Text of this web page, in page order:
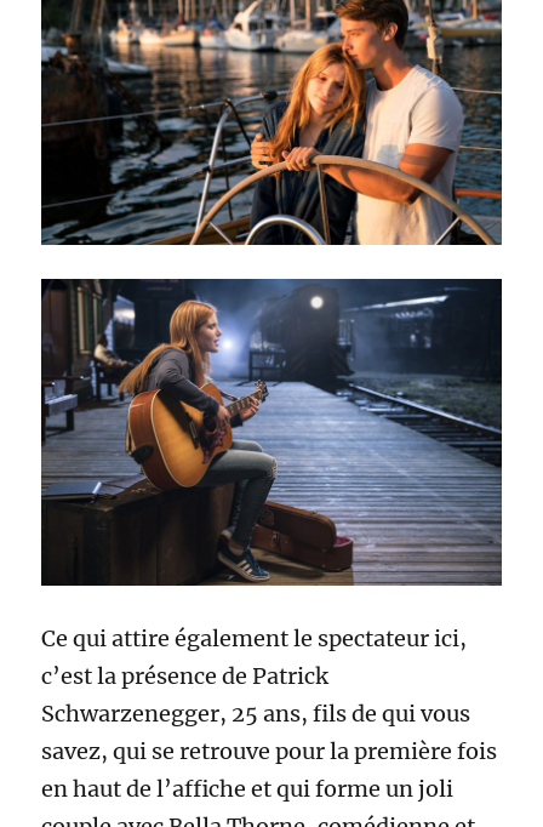
Ce qui attire également le spectateur ici,
c’est la présence de Patrick
Schwarzenegger, 25 ans, fils de qui vous
savez, qui se retrouve pour la première fois
en haut de l’affiche et qui forme un joli